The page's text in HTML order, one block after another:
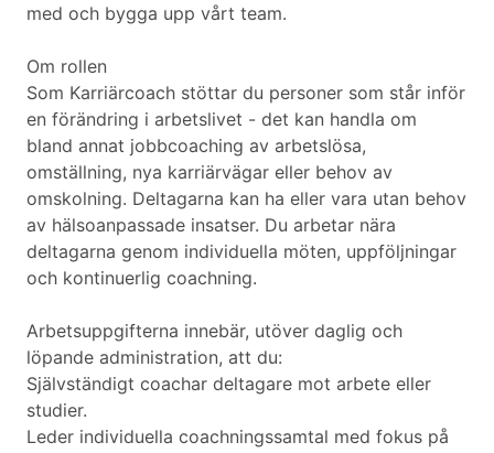
med och bygga upp vårt team.
Om rollen
Som Karriärcoach stöttar du personer som står inför
en förändring i arbetslivet - det kan handla om
bland annat jobbcoaching av arbetslösa,
omställning, nya karriärvägar eller behov av
omskolning. Deltagarna kan ha eller vara utan behov
av hälsoanpassade insatser. Du arbetar nära
deltagarna genom individuella möten, uppföljningar
och kontinuerlig coachning.
Arbetsuppgifterna innebär, utöver daglig och
löpande administration, att du:
Självständigt coachar deltagare mot arbete eller
studier.
Leder individuella coachningssamtal med fokus på